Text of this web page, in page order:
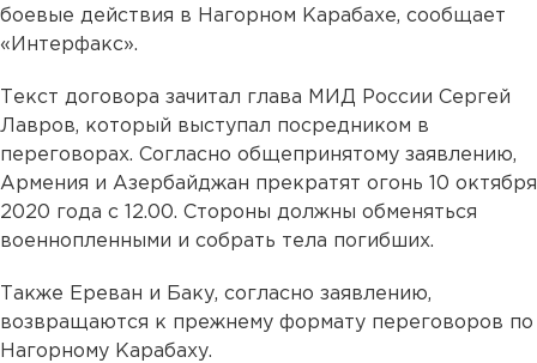
боевые действия в Нагорном Карабахе, сообщает
«Интерфакс».
Текст договора зачитал глава МИД России Сергей
Лавров, который выступал посредником в
переговорах. Согласно общепринятому заявлению,
Армения и Азербайджан прекратят огонь 10 октября
2020 года с 12.00. Стороны должны обменяться
военнопленными и собрать тела погибших.
Также Ереван и Баку, согласно заявлению,
возвращаются к прежнему формату переговоров по
Нагорному Карабаху.